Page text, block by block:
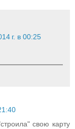
г. в 00:25
свою карту